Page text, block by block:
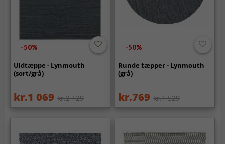
-50%
Uldtæppe - Lynmouth
(sort/grå)
kr.1 069 kr.2 129
-50%
Runde tæpper - Lynmouth
(grå)
kr.769 kr.1 529